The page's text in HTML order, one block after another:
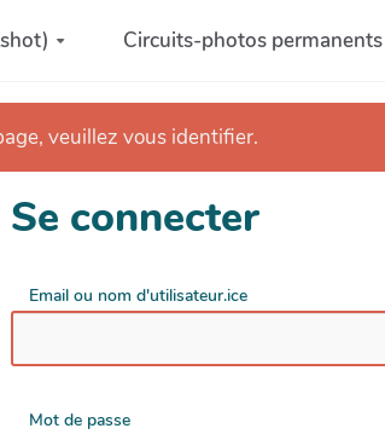
Circuits-photos permanents
veuillez vous identifier.
Se connecter
Email ou nom d'utilisateur.ice
Mot de passe